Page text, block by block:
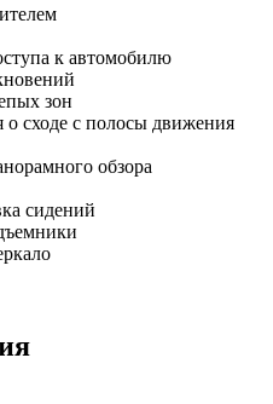
к автомобилю
зон
сходе с полосы движения
обзора
сидений